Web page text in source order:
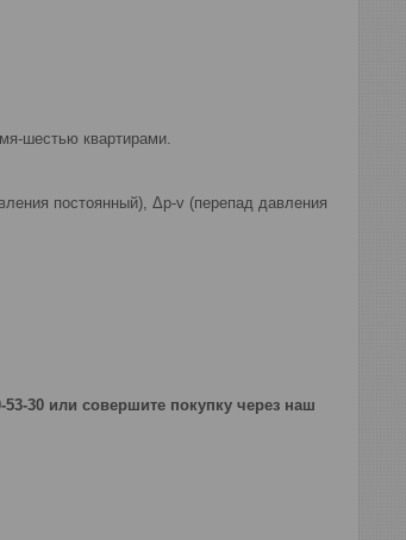
шестью квартирами.
постоянный), Δp-v (перепад давления
30 или совершите покупку через наш